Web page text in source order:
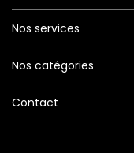
Nos services
Nos catégories
Contact